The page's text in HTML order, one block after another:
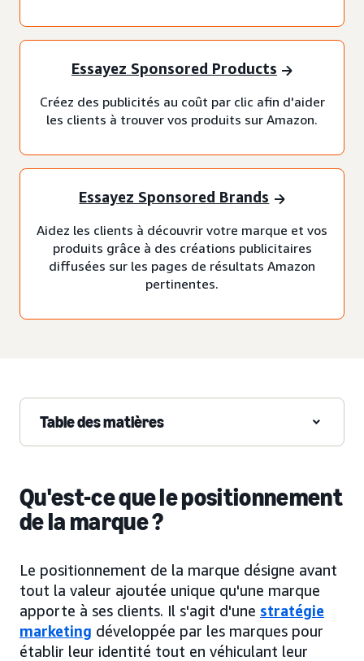
Essayez Sponsored Products
Créez des publicités au coût par clic afin d'aider
les clients à trouver vos produits sur Amazon.
Essayez Sponsored Brands
Aidez les clients à découvrir votre marque et vos
produits grâce à des créations publicitaires
diffusées sur les pages de résultats Amazon
pertinentes.
Table des matières
Qu'est-ce que le positionnement
de la marque ?
Le positionnement de la marque désigne avant
tout la valeur ajoutée unique qu'une marque
apporte à ses clients. Il s'agit d'une stratégie
marketing développée par les marques pour
établir leur identité tout en véhiculant leur